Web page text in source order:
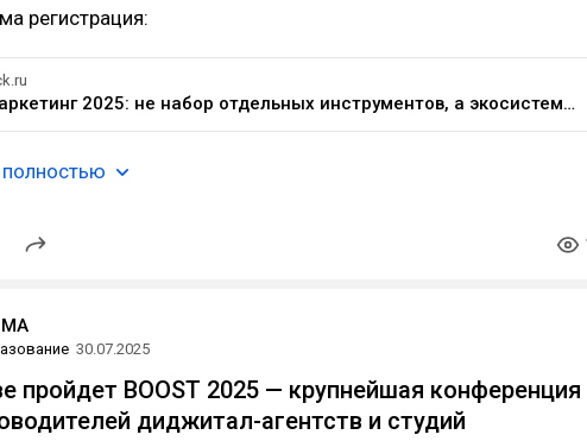
регистрация:
Маркетинг 2025: не набор отдельных инструментов, а экосистема / События на TimePad.ru
30.07.2025
пройдет BOOST 2025 — крупнейшая конференция
диджитал-агентств и студий